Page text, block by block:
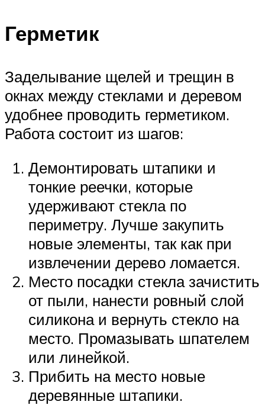
Герметик
Заделывание щелей и трещин в
окнах между стеклами и деревом
удобнее проводить герметиком.
Работа состоит из шагов:
Демонтировать штапики и
тонкие реечки, которые
удерживают стекла по
периметру. Лучше закупить
новые элементы, так как при
извлечении дерево ломается.
Место посадки стекла зачистить
от пыли, нанести ровный слой
силикона и вернуть стекло на
место. Промазывать шпателем
или линейкой.
Прибить на место новые
деревянные штапики.